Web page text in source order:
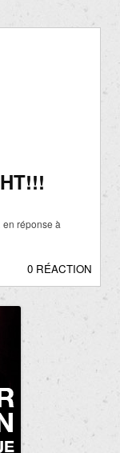
réponse à
0 RÉACTION